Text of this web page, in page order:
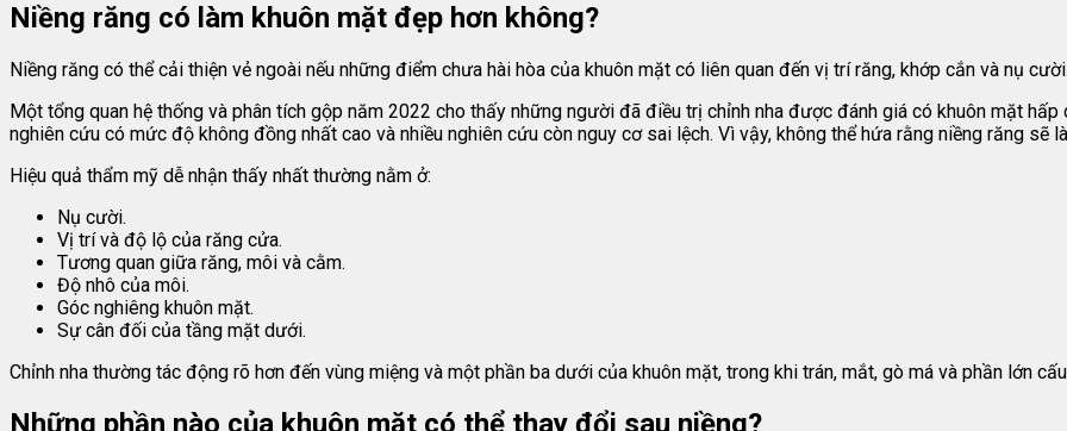
Niềng răng có làm khuôn mặt đẹp hơn không?
Niềng răng có thể cải thiện vẻ ngoài nếu những điểm chưa hài hòa của khuôn mặt có liên quan đến vị trí răng, khớp cắn và nụ
Một tổng quan hệ thống và phân tích gộp năm 2022 cho thấy những người đã điều trị chỉnh nha được đánh giá có khuôn mặt hấp
nghiên cứu có mức độ không đồng nhất cao và nhiều nghiên cứu còn nguy cơ sai lệch. Vì vậy, không thể hứa rằng niềng răng sẽ
Hiệu quả thẩm mỹ dễ nhận thấy nhất thường nằm ở:
Nụ cười.
Vị trí và độ lộ của răng cửa.
Tương quan giữa răng, môi và cằm.
Độ nhô của môi.
Góc nghiêng khuôn mặt.
Sự cân đối của tầng mặt dưới.
Chỉnh nha thường tác động rõ hơn đến vùng miệng và một phần ba dưới của khuôn mặt, trong khi trán, mắt, gò má và phần lớn
Những phần nào của khuôn mặt có thể thay đổi sau niềng?